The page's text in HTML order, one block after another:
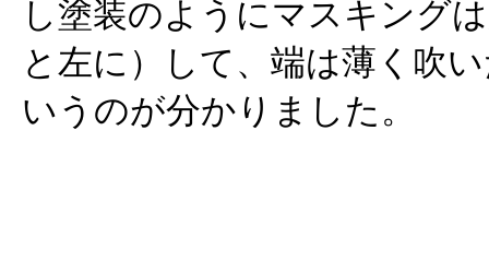
し塗装のようにマスキング
と左に）して、端は薄く吹
いうのが分かりました。